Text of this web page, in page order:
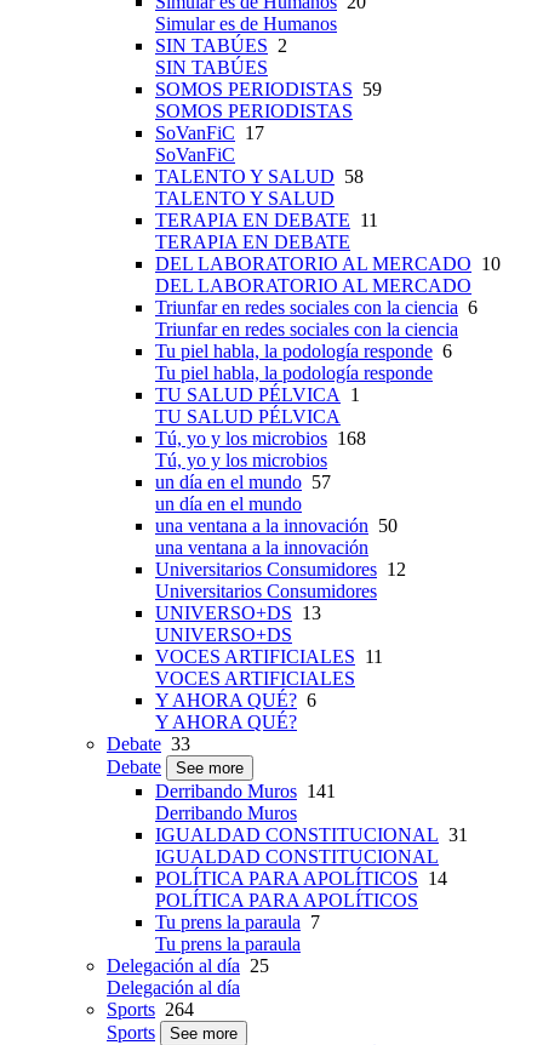
Simular es de Humanos
SIN TABÚES 2
SIN TABÚES
SOMOS PERIODISTAS 59
SOMOS PERIODISTAS
SoVanFiC 17
SoVanFiC
TALENTO Y SALUD 58
TALENTO Y SALUD
TERAPIA EN DEBATE 11
TERAPIA EN DEBATE
DEL LABORATORIO AL MERCADO 10
DEL LABORATORIO AL MERCADO
Triunfar en redes sociales con la ciencia 6
Triunfar en redes sociales con la ciencia
Tu piel habla, la podología responde 6
Tu piel habla, la podología responde
TU SALUD PÉLVICA
1
TU SALUD PÉLVICA
Tú, yo y los microbios 168
Tú, yo y los microbios
un día en el mundo 57
un día en el mundo
una ventana a la innovación 50
una ventana a la innovación
Universitarios Consumidores 12
Universitarios Consumidores
UNIVERSO+DS 13
UNIVERSO+DS
VOCES ARTIFICIALES 11
VOCES ARTIFICIALES
Y AHORA QUÉ? 6
Y AHORA QUÉ?
Debate 33
Debate
See more
Derribando Muros 141
Derribando Muros
IGUALDAD CONSTITUCIONAL 31
IGUALDAD CONSTITUCIONAL
POLÍTICA PARA APOLÍTICOS 14
POLÍTICA PARA APOLÍTICOS
Tu prens la paraula 7
Tu prens la paraula
Delegación al día 25
Delegación al día
Sports 264
Sports
See more